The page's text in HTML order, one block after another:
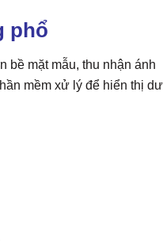
phổ
bề mặt mẫu, thu nhận ánh
mềm xử lý để hiển thị